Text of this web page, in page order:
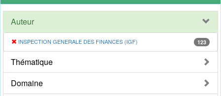
Auteur
INSPECTION GENERALE DES FINANCES (IGF) 123
Thématique
Domaine